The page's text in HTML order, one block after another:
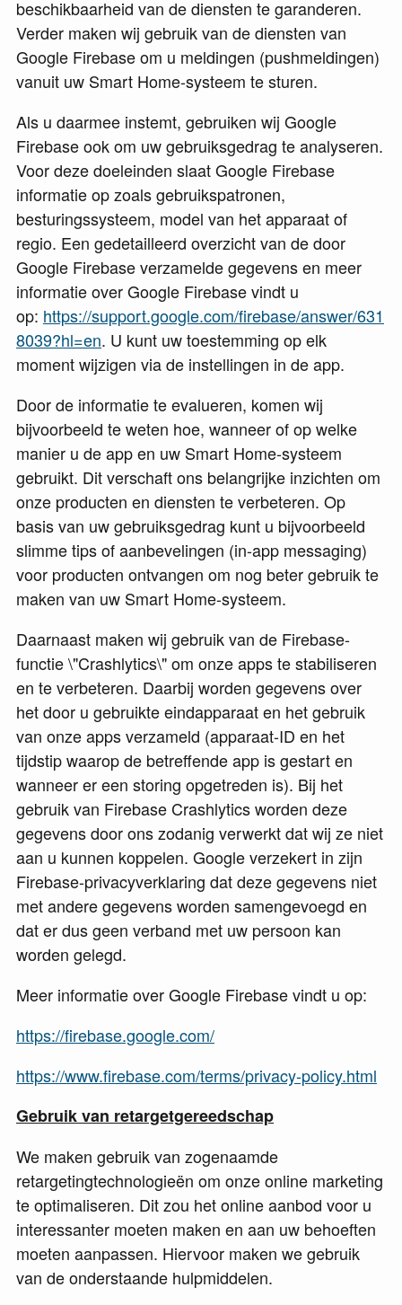
beschikbaarheid van de diensten te garanderen.
Verder maken wij gebruik van de diensten van
Google Firebase om u meldingen (pushmeldingen)
vanuit uw Smart Home-systeem te sturen.
Als u daarmee instemt, gebruiken wij Google
Firebase ook om uw gebruiksgedrag te analyseren.
Voor deze doeleinden slaat Google Firebase
informatie op zoals gebruikspatronen,
besturingssysteem, model van het apparaat of
regio. Een gedetailleerd overzicht van de door
Google Firebase verzamelde gegevens en meer
informatie over Google Firebase vindt u
op: https://support.google.com/firebase/answer/631
8039?hl=en. U kunt uw toestemming op elk
moment wijzigen via de instellingen in de app.
Door de informatie te evalueren, komen wij
bijvoorbeeld te weten hoe, wanneer of op welke
manier u de app en uw Smart Home-systeem
gebruikt. Dit verschaft ons belangrijke inzichten om
onze producten en diensten te verbeteren. Op
basis van uw gebruiksgedrag kunt u bijvoorbeeld
slimme tips of aanbevelingen (in-app messaging)
voor producten ontvangen om nog beter gebruik te
maken van uw Smart Home-systeem.
Daarnaast maken wij gebruik van de Firebase-
functie \"Crashlytics\" om onze apps te stabiliseren
en te verbeteren. Daarbij worden gegevens over
het door u gebruikte eindapparaat en het gebruik
van onze apps verzameld (apparaat-ID en het
tijdstip waarop de betreffende app is gestart en
wanneer er een storing opgetreden is). Bij het
gebruik van Firebase Crashlytics worden deze
gegevens door ons zodanig verwerkt dat wij ze niet
aan u kunnen koppelen. Google verzekert in zijn
Firebase-privacyverklaring dat deze gegevens niet
met andere gegevens worden samengevoegd en
dat er dus geen verband met uw persoon kan
worden gelegd.
Meer informatie over Google Firebase vindt u op:
https://firebase.google.com/
https://www.firebase.com/terms/privacy-policy.html
Gebruik van retargetgereedschap
We maken gebruik van zogenaamde
retargetingtechnologieën om onze online marketing
te optimaliseren. Dit zou het online aanbod voor u
interessanter moeten maken en aan uw behoeften
moeten aanpassen. Hiervoor maken we gebruik
van de onderstaande hulpmiddelen.